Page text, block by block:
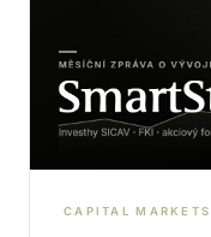
CAPITAL MARKETS